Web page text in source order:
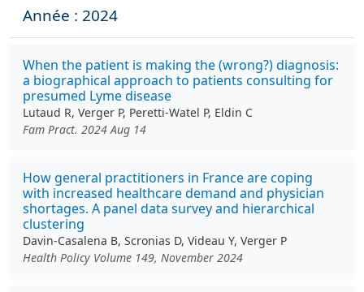
Année : 2024
When the patient is making the (wrong?) diagnosis:
a biographical approach to patients consulting for
presumed Lyme disease
Lutaud R, Verger P, Peretti-Watel P, Eldin C
Fam Pract. 2024 Aug 14
How general practitioners in France are coping
with increased healthcare demand and physician
shortages. A panel data survey and hierarchical
clustering
Davin-Casalena B, Scronias D, Videau Y, Verger P
Health Policy Volume 149, November 2024